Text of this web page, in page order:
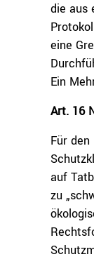
die aus
eine
Ein
Art. 16
Für
auf
zu